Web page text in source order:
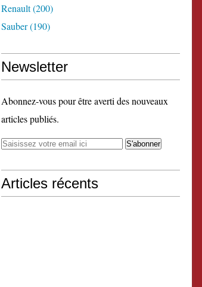
Renault(200)
Sauber(190)
Newsletter
Abonnez-vous pour être averti des nouveaux
articles publiés.
Articles récents